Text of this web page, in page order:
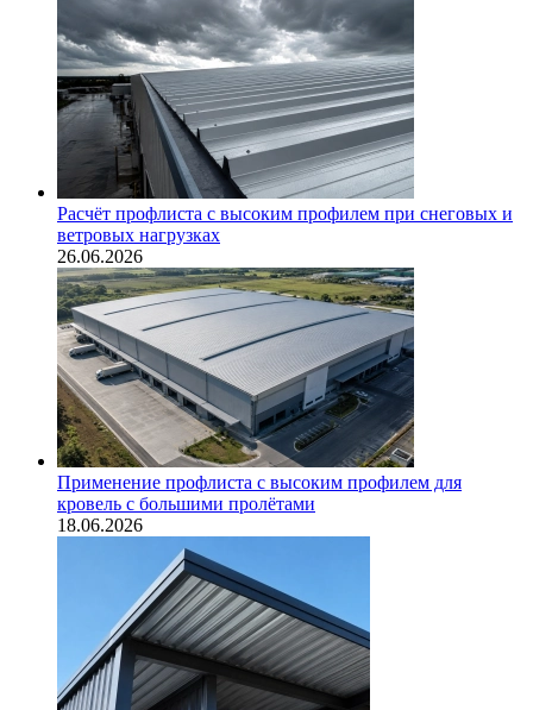
Расчёт профлиста с высоким профилем при снеговых и
ветровых нагрузках
26.06.2026
Применение профлиста с высоким профилем для
кровель с большими пролётами
18.06.2026